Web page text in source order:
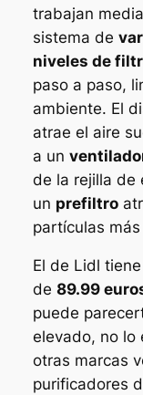
trabajan
sistema de
niveles de
paso a paso,
ambiente. El
atrae el aire
a un
de la rejilla de
un prefiltro
partículas
El de Lidl
de 89.99
puede
elevado, no lo
otras marcas
purificadores